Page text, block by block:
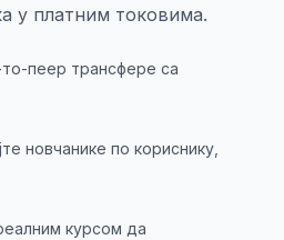
у платним токовима.
пеер трансфере са
новчанике по кориснику,
курсом да